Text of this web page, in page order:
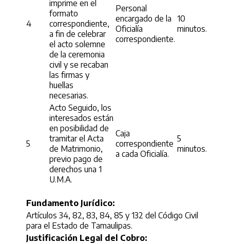
4
imprime en el
formato
correspondiente,
a fin de celebrar
el acto solemne
de la ceremonia
civil y se recaban
las firmas y
huellas
necesarias.
Personal
encargado de la
Oficialía
correspondiente.
10
minutos.
5
Acto Seguido, los
interesados están
en posibilidad de
tramitar el Acta
de Matrimonio,
previo pago de
derechos una 1
U.M.A.
Caja
correspondiente
a cada Oficialía.
5
minutos.
Fundamento Jurídico:
Artículos 34, 82, 83, 84, 85 y 132 del Código Civil
para el Estado de Tamaulipas.
Justificación Legal del Cobro: